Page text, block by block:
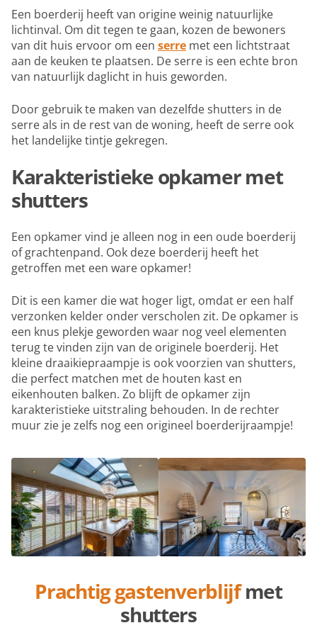
Een boerderij heeft van origine weinig natuurlijke
lichtinval. Om dit tegen te gaan, kozen de bewoners
van dit huis ervoor om een serre met een lichtstraat
aan de keuken te plaatsen. De serre is een echte bron
van natuurlijk daglicht in huis geworden.
Door gebruik te maken van dezelfde shutters in de
serre als in de rest van de woning, heeft de serre ook
het landelijke tintje gekregen.
Karakteristieke opkamer met
shutters
Een opkamer vind je alleen nog in een oude boerderij
of grachtenpand. Ook deze boerderij heeft het
getroffen met een ware opkamer!
Dit is een kamer die wat hoger ligt, omdat er een half
verzonken kelder onder verscholen zit. De opkamer is
een knus plekje geworden waar nog veel elementen
terug te vinden zijn van de originele boerderij. Het
kleine draaikiepraampje is ook voorzien van shutters,
die perfect matchen met de houten kast en
eikenhouten balken. Zo blijft de opkamer zijn
karakteristieke uitstraling behouden. In de rechter
muur zie je zelfs nog een origineel boerderijraampje!
Prachtig gastenverblijfmet
shutters